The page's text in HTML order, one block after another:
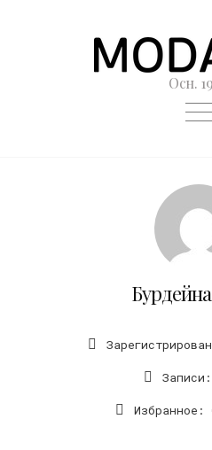
Осн.
Записи:
Избранное: